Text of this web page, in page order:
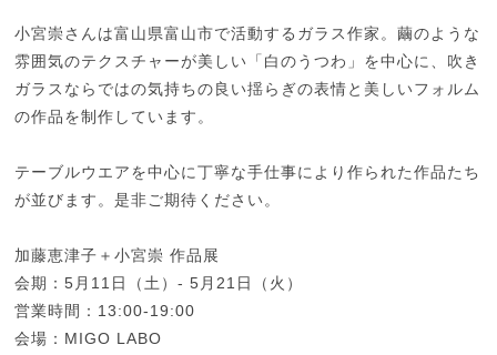
小宮崇さんは富山県富山市で活動するガラス作家。繭のような
雰囲気のテクスチャーが美しい「白のうつわ」を中心に、吹き
ガラスならではの気持ちの良い揺らぎの表情と美しいフォルム
の作品を制作しています。
テーブルウエアを中心に丁寧な手仕事により作られた作品たち
が並びます。是非ご期待ください。
加藤恵津子＋小宮崇 作品展
会期：5月11日（土）- 5月21日（火）
営業時間：13:00-19:00
会場：MIGO LABO